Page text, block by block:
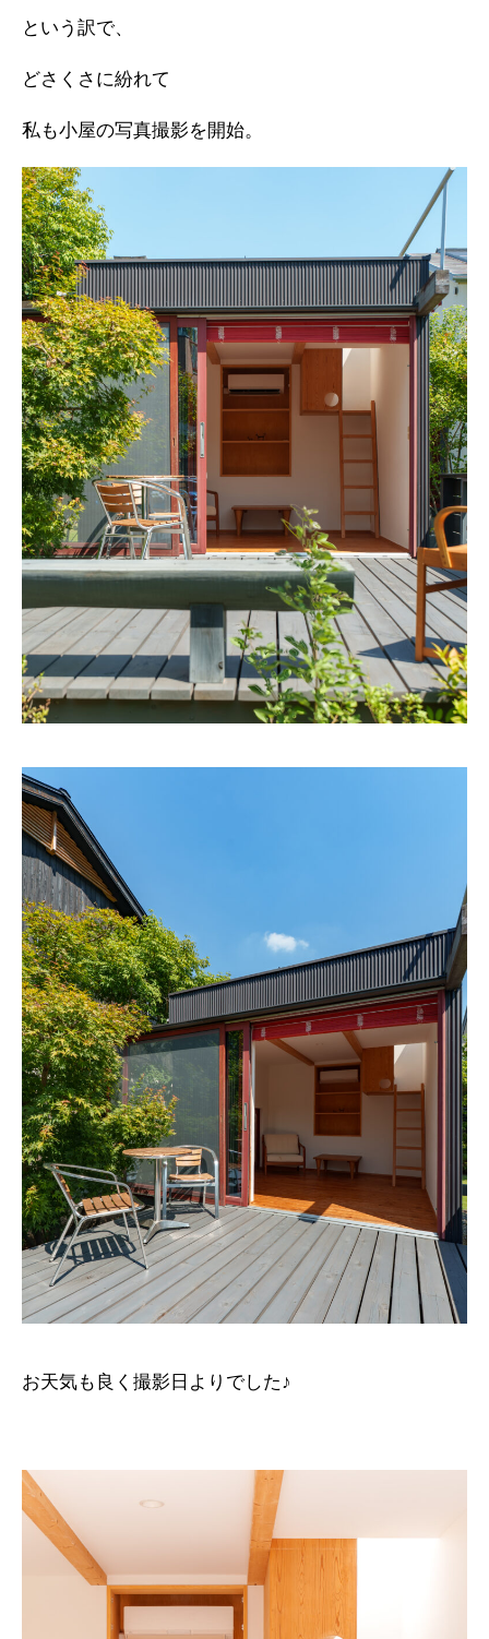
という訳で、
どさくさに紛れて
私も小屋の写真撮影を開始。
お天気も良く撮影日よりでした♪